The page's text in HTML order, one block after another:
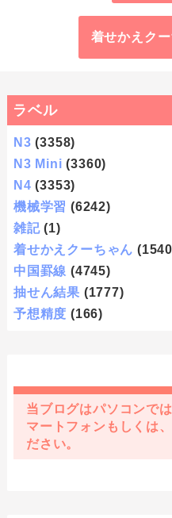
着せかえク
ラベル
N3 (3358)
N3 Mini (3360)
N4 (3353)
機械学習 (6242)
雑記 (1)
着せかえクーちゃん
中国罫線 (4745)
抽せん結果 (1777)
予想精度 (166)
当ブログはパソコンで
マートフォンもしくは
ださい。